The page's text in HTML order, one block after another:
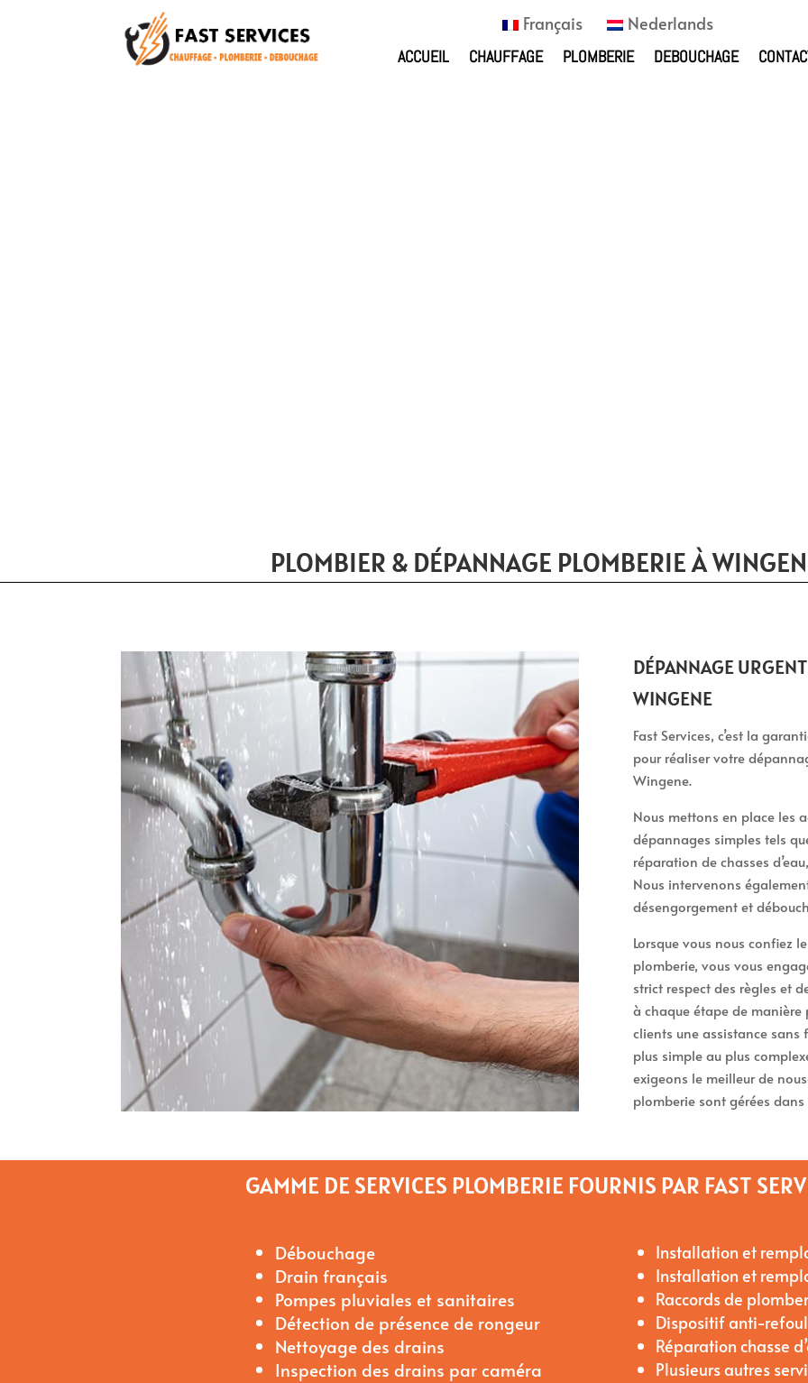
Français Nederlands
ACCUEIL CHAUFFAGE PLOMBERIE DEBOUCHAGE
PLOMBIER & DÉPANNAGE PLOMBERIE À
DÉPANNAGE
WINGENE
Fast Services, c’est la
pour réaliser votre
Wingene.
Nous mettons en place les
dépannages simples tels
réparation de chasses
Nous intervenons
désengorgement et
Lorsque vous nous confiez
plomberie, vous vous
strict respect des règles et
à chaque étape de
clients une assistance
plus simple au plus
exigeons le meilleur de
plomberie sont gérées
GAMME DE SERVICES PLOMBERIE FOURNIS PAR FAST
Débouchage
Drain français
Pompes pluviales et sanitaires
Détection de présence de rongeur
Nettoyage des drains
Inspection des drains par caméra
Installation et
Installation et
Raccords de
Dispositif anti-
Réparation chasse
Plusieurs autres